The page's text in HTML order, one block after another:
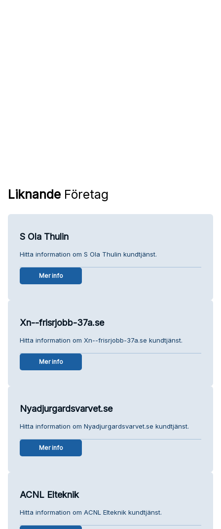
Liknande Företag
S Ola Thulin
Hitta information om S Ola Thulin kundtjänst.
Mer info
Xn--frisrjobb-37a.se
Hitta information om Xn--frisrjobb-37a.se kundtjänst.
Mer info
Nyadjurgardsvarvet.se
Hitta information om Nyadjurgardsvarvet.se kundtjänst.
Mer info
ACNL Elteknik
Hitta information om ACNL Elteknik kundtjänst.